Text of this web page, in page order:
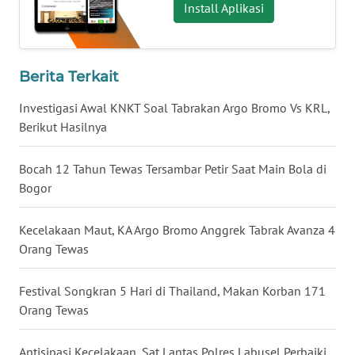
Install Aplikasi
Berita Terkait
Investigasi Awal KNKT Soal Tabrakan Argo Bromo Vs KRL,
Berikut Hasilnya
Bocah 12 Tahun Tewas Tersambar Petir Saat Main Bola di
Bogor
Kecelakaan Maut, KA Argo Bromo Anggrek Tabrak Avanza 4
Orang Tewas
Festival Songkran 5 Hari di Thailand, Makan Korban 171
Orang Tewas
Antisipasi Kecelakaan, Sat Lantas Polres Labusel Perbaiki
WN
BABEL
WN
WN
WN
JATENG